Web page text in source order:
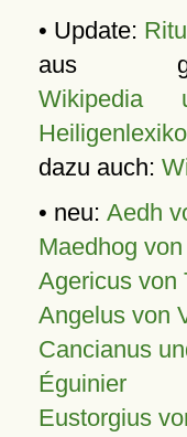
• Update:
aus
Wikipedia
dazu auch:
• neu: Aedh
Maedhog
Agericus von
Angelus von
Cancianus
Éguinier
Eustorgius